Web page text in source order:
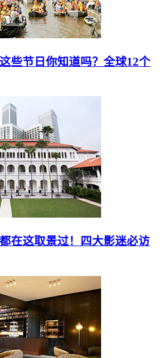
些节日你知道吗？全球12个
在这取景过！四大影迷必访